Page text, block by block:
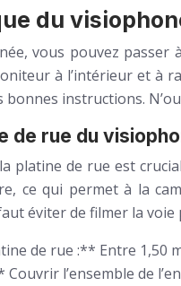
du
vous pouvez passer
à l’intérieur et à
instructions.
de rue du
la platine de rue est
ce qui permet à la
faut éviter de filmer la
de rue :** Entre 1,50
l’ensemble de